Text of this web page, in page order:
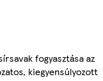
fogyasztása az
kiegyensúlyozott